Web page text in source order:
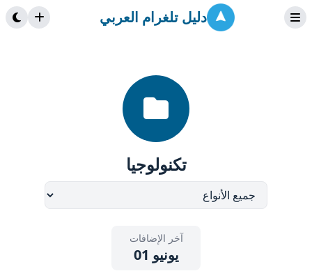
دليل تلغرام العربي
تكنولوجيا
آخر الإضافات
يونيو 01